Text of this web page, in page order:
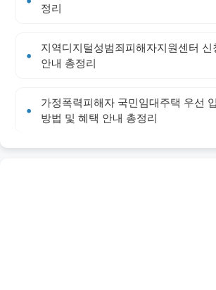
정리
지역디지털성범죄피해자지원센터 신
안내 총정리
가정폭력피해자 국민임대주택 우선
방법 및 혜택 안내 총정리